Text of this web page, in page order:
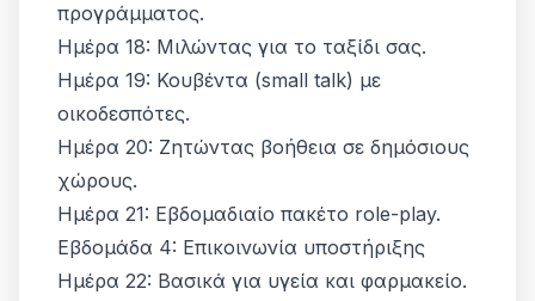
προγράμματος.
Ημέρα 18: Μιλώντας για το ταξίδι σας.
Ημέρα 19: Κουβέντα (small talk) με
οικοδεσπότες.
Ημέρα 20: Ζητώντας βοήθεια σε δημόσιους
χώρους.
Ημέρα 21: Εβδομαδιαίο πακέτο role-play.
Εβδομάδα 4: Επικοινωνία υποστήριξης
Ημέρα 22: Βασικά για υγεία και φαρμακείο.